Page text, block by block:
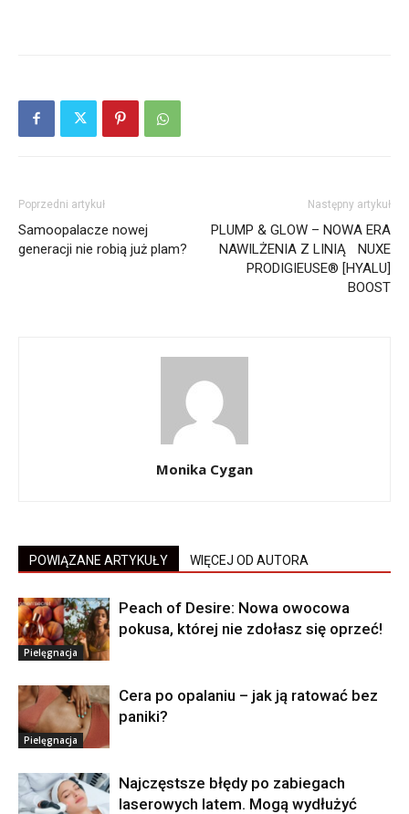
Poprzedni artykuł
Samoopalacze nowej
generacji nie robią już plam?
Następny artykuł
PLUMP & GLOW – NOWA ERA
NAWILŻENIA Z LINIĄ NUXE
PRODIGIEUSE® [HYALU]
BOOST
Monika Cygan
POWIĄZANE ARTYKUŁY WIĘCEJ OD AUTORA
Pielęgnacja
Peach of Desire: Nowa owocowa
pokusa, której nie zdołasz się oprzeć!
Pielęgnacja
Cera po opalaniu – jak ją ratować bez
paniki?
Najczęstsze błędy po zabiegach
laserowych latem. Mogą wydłużyć